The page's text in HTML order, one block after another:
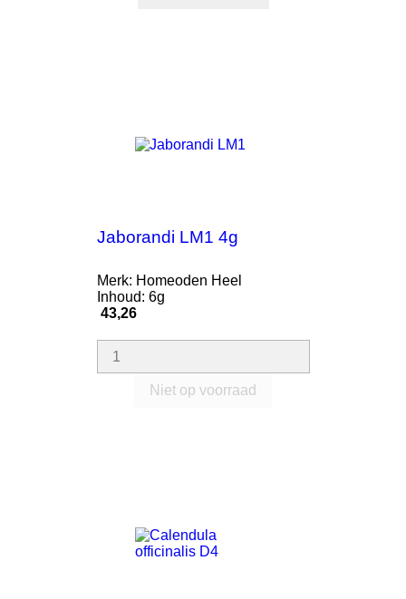
Jaborandi LM1 4g
Merk: Homeoden Heel
Inhoud: 6g
Prijs
43,26
Niet op voorraad